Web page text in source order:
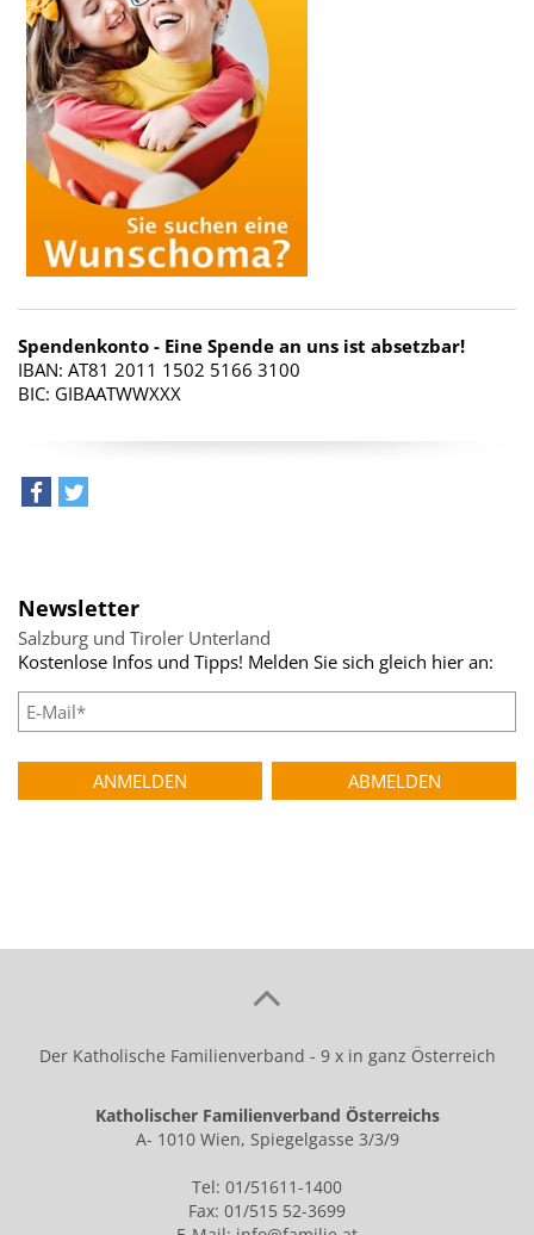
Spendenkonto - Eine Spende an uns ist absetzbar!
IBAN: AT81 2011 1502 5166 3100
BIC: GIBAATWWXXX
Newsletter
Salzburg und Tiroler Unterland
Kostenlose Infos und Tipps! Melden Sie sich gleich hier an:
Der Katholische Familienverband - 9 x in ganz Österreich
Katholischer Familienverband Österreichs
A- 1010 Wien, Spiegelgasse 3/3/9
Tel: 01/51611-1400
Fax: 01/515 52-3699